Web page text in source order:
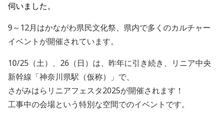
伺いました。
9～12月はかながわ県民文化祭、県内で多くのカルチャー
イベントが開催されています。
10/25（土）、26（日）は、昨年に引き続き、リニア中央
新幹線「神奈川県駅（仮称）」で、
さがみはらリニアフェスタ2025が開催されます！
工事中の会場という特別な空間でのイベントです。